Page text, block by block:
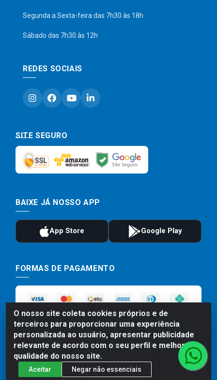
O nosso site coleta cookies próprios e de
terceiros para proporcionar uma experiência
personalizada ao usuário, apresentar publicidade
relevante de acordo com o seu perfil e melhorar a
qualidade do nosso site.
Aceitar Negar não essenciais
Segunda a Sexta-feira das 7h30 às 18h
Sábado das 7h30 às 12h
REDES SOCIAIS
SITE SEGURO
BAIXE JÁ NOSSO APP
FORMAS DE PAGAMENTO
Preços, promoções, condições de pagamento e frete são válidos
para compras realizadas exclusivamente pelo site. Caso haja